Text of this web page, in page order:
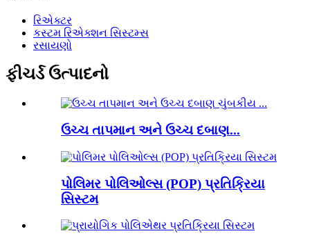
રિએક્ટર
કસ્ટમ રિએક્શન સિસ્ટમ્સ
રસાયણો
ફીચર્ડ ઉત્પાદનો
ઉચ્ચ તાપમાન અને ઉચ્ચ દબાણ...
પોલિમર પોલિઓલ્સ (POP) પ્રતિક્રિયા
સિસ્ટમ